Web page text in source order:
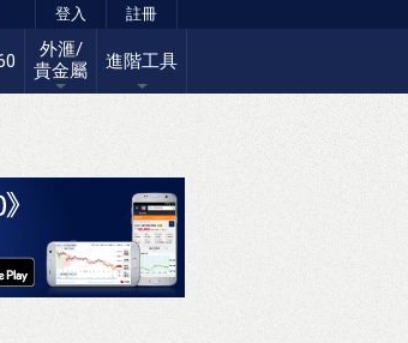
登入 註冊
外滙/
貴金屬
進階工具